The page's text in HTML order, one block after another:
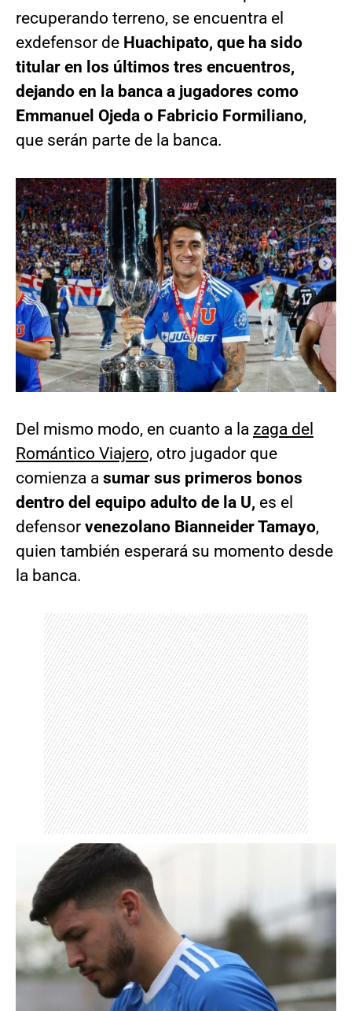
recuperando terreno, se encuentra el
exdefensor de Huachipato, que ha sido
titular en los últimos tres encuentros,
dejando en la banca a jugadores como
Emmanuel Ojeda o Fabricio Formiliano,
que serán parte de la banca.
Del mismo modo, en cuanto a la zaga del
Romántico Viajero, otro jugador que
comienza a sumar sus primeros bonos
dentro del equipo adulto de la U, es el
defensor venezolano Bianneider Tamayo,
quien también esperará su momento desde
la banca.